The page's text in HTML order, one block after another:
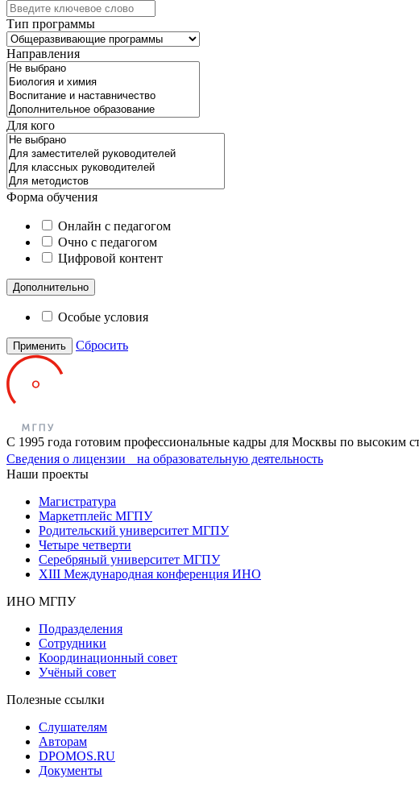
Тип программы
Направления
Для кого
Форма обучения
Онлайн с педагогом
Очно с педагогом
Цифровой контент
Дополнительно
Особые условия
Применить Сбросить
С 1995 года готовим профессиональные кадры для Москвы по высоким
Сведения о лицензии на образовательную деятельность
Наши проекты
Магистратура
Маркетплейс МГПУ
Родительский университет МГПУ
Четыре четверти
Серебряный университет МГПУ
XIII Международная конференция ИНО
ИНО МГПУ
Подразделения
Сотрудники
Координационный совет
Учёный совет
Полезные ссылки
Слушателям
Авторам
DPOMOS.RU
Документы